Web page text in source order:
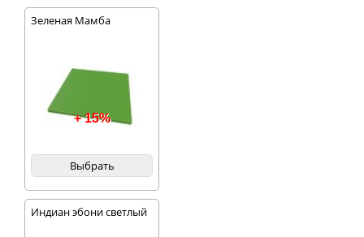
Зеленая Мамба
+ 15%
Выбрать
Индиан эбони светлый